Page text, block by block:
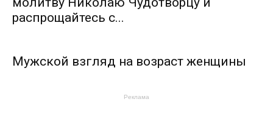
распрощайтесь с...
Мужской взгляд на возраст женщины
Реклама